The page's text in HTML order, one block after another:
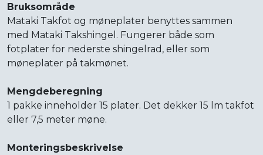
Bruksområde
Mataki Takfot og møneplater benyttes sammen
med Mataki Takshingel. Fungerer både som
fotplater for nederste shingelrad, eller som
møneplater på takmønet.
Mengdeberegning
1 pakke inneholder 15 plater. Det dekker 15 lm takfot
eller 7,5 meter møne.
Monteringsbeskrivelse